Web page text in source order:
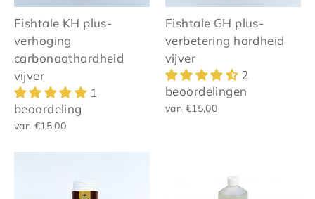
Fishtale KH plus-
verhoging
carbonaathardheid
vijver
1
beoordeling
van €15,00
Fishtale GH plus-
verbetering hardheid
vijver
2
beoordelingen
van €15,00